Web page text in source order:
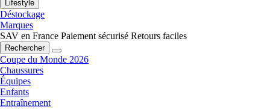
Lifestyle
Déstockage
Marques
SAV en France Paiement sécurisé Retours faciles
Rechercher
Coupe du Monde 2026
Chaussures
Équipes
Enfants
Entraînement